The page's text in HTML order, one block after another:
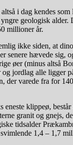
i dag kendes
geologisk alder.
millioner år.
ikke siden, at
senere hævede sig,
øer (minus altså
og jordlag alle ligger
der varede fra for
eneste klippeø,
granit og gnejs,
tidsalder
1,4 – 1,7